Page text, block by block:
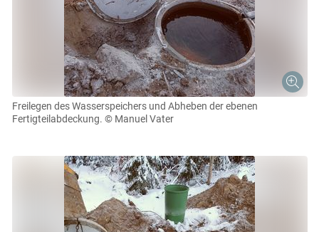
Freilegen des Wasserspeichers und Abheben der ebenen
Fertigteilabdeckung. © Manuel Vater